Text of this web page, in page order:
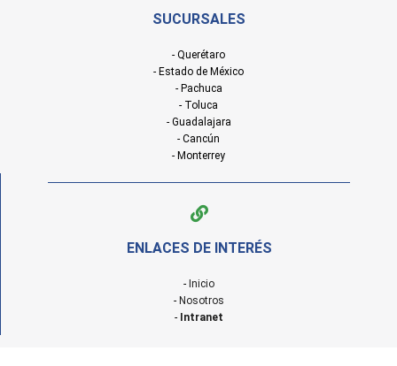
SUCURSALES
- Querétaro
- Estado de México
- Pachuca
- Toluca
- Guadalajara
- Cancún
- Monterrey
ENLACES DE INTERÉS
- Inicio
- Nosotros
- Intranet